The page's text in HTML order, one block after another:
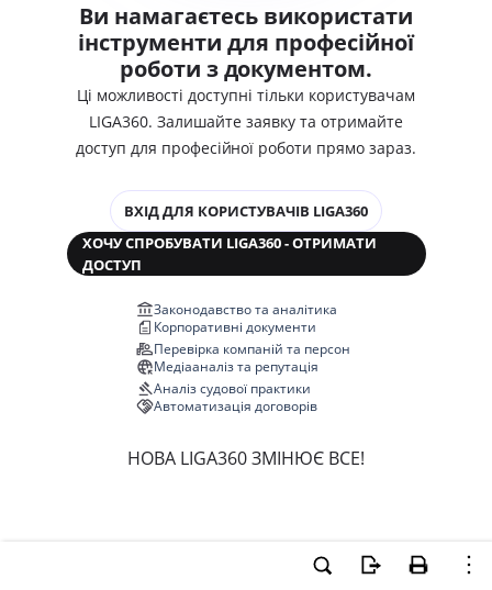
Ви намагаєтесь використати
інструменти для професійної
роботи з документом.
Ці можливості доступні тільки користувачам
LIGA360. Залишайте заявку та отримайте
доступ для професійної роботи прямо зараз.
ВХІД ДЛЯ КОРИСТУВАЧІВ LIGA360
ХОЧУ СПРОБУВАТИ LIGA360 - ОТРИМАТИ
ДОСТУП
Законодавство та аналітика
Корпоративні документи
Перевірка компаній та персон
Медіааналіз та репутація
Аналіз судової практики
Автоматизація договорів
НОВА LIGA360 ЗМІНЮЄ ВСЕ!